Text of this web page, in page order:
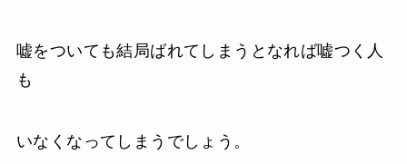
嘘をついても結局ばれてしまうとなれば嘘つく人
も
いなくなってしまうでしょう。